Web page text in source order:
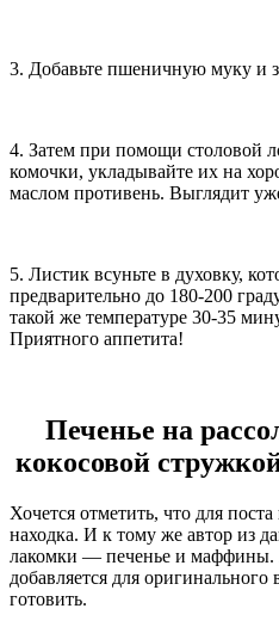
3. Добавьте пшеничную муку и
4. Затем при помощи столовой
комочки, укладывайте их на
маслом противень. Выглядит
5. Листик всуньте в духовку,
предварительно до 180-200
такой же температуре 30-35
Приятного аппетита!
Печенье на
кокосовой
Хочется отметить, что для
находка. И к тому же автор из
лакомки — печенье и маффины.
добавляется для
готовить.